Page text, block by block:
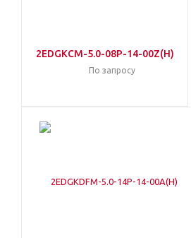
2EDGKCM-5.0-08P-14-00Z(H)
По запросу